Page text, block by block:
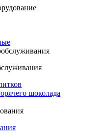
шоколада